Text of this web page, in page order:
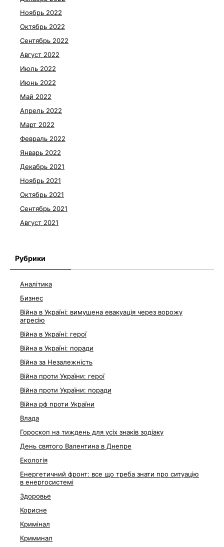
Ноябрь 2022
Октябрь 2022
Сентябрь 2022
Август 2022
Июль 2022
Июнь 2022
Май 2022
Апрель 2022
Март 2022
Февраль 2022
Январь 2022
Декабрь 2021
Ноябрь 2021
Октябрь 2021
Сентябрь 2021
Август 2021
Рубрики
Аналітика
Бизнес
Війна в Україні: вимушена евакуація через ворожу
агресію
Війна в Україні: герої
Війна в Україні: поради
Війна за Незалежність
Війна проти України: герої
Війна проти України: поради
Війна рф проти України
Влада
Гороскоп на тиждень для усіх знаків зодіаку
День святого Валентина в Днепре
Екологія
Енергетичний фронт: все що треба знати про ситуацію
в енергосистемі
Здоровье
Корисне
Кримінал
Криминал